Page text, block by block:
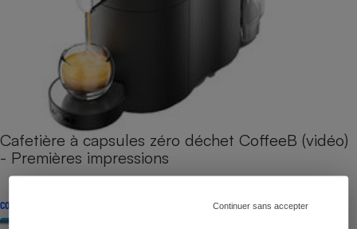
Continuer sans accepter
Cafetière à capsules zéro déchet CoffeeB (vidéo)
- Premières impressions
CONSEILS